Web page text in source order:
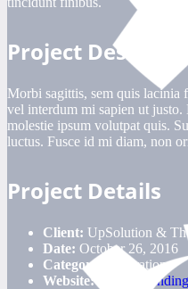
Project
Morbi sagittis, sem quis lacinia
vel interdum mi sapien ut justo.
molestie ipsum volutpat quis.
luctus. Fusce id mi diam, non
Project Details
Client: UpSolution &
Date: October 26, 2016
Category:
Illustration
Website:
impreza-